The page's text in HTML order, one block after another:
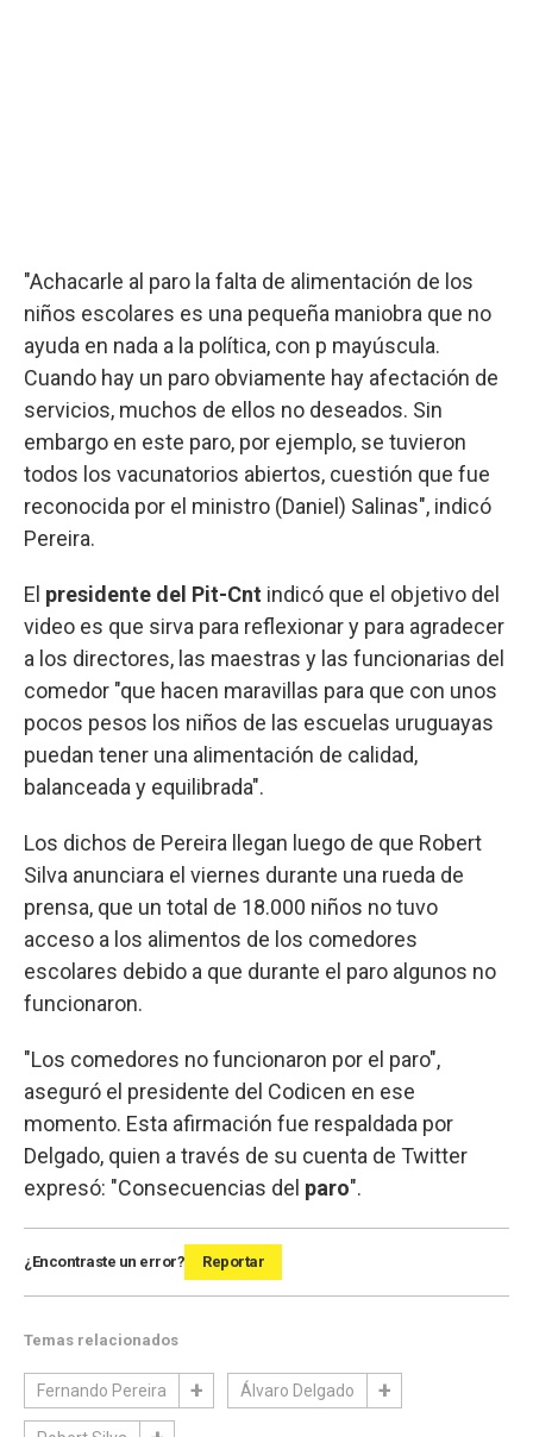
"Achacarle al paro la falta de alimentación de los
niños escolares es una pequeña maniobra que no
ayuda en nada a la política, con p mayúscula.
Cuando hay un paro obviamente hay afectación de
servicios, muchos de ellos no deseados. Sin
embargo en este paro, por ejemplo, se tuvieron
todos los vacunatorios abiertos, cuestión que fue
reconocida por el ministro (Daniel) Salinas", indicó
Pereira.
El presidente del Pit-Cnt indicó que el objetivo del
video es que sirva para reflexionar y para agradecer
a los directores, las maestras y las funcionarias del
comedor "que hacen maravillas para que con unos
pocos pesos los niños de las escuelas uruguayas
puedan tener una alimentación de calidad,
balanceada y equilibrada".
Los dichos de Pereira llegan luego de que Robert
Silva anunciara el viernes durante una rueda de
prensa, que un total de 18.000 niños no tuvo
acceso a los alimentos de los comedores
escolares debido a que durante el paro algunos no
funcionaron.
"Los comedores no funcionaron por el paro",
aseguró el presidente del Codicen en ese
momento. Esta afirmación fue respaldada por
Delgado, quien a través de su cuenta de Twitter
expresó: "Consecuencias del paro".
¿Encontraste un error? Reportar
Temas relacionados
Fernando Pereira Álvaro Delgado